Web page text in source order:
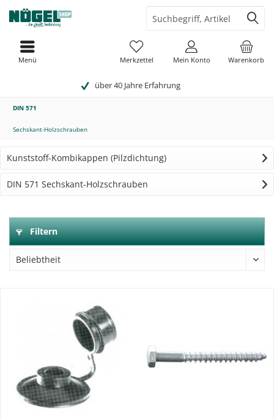
über 40 Jahre Erfahrung
Warenkorb
Merkzettel Mein Konto
Menü
DIN 571
Sechskant-Holzschrauben
Kunststoff-Kombikappen (Pilzdichtung)
DIN 571 Sechskant-Holzschrauben
Filtern